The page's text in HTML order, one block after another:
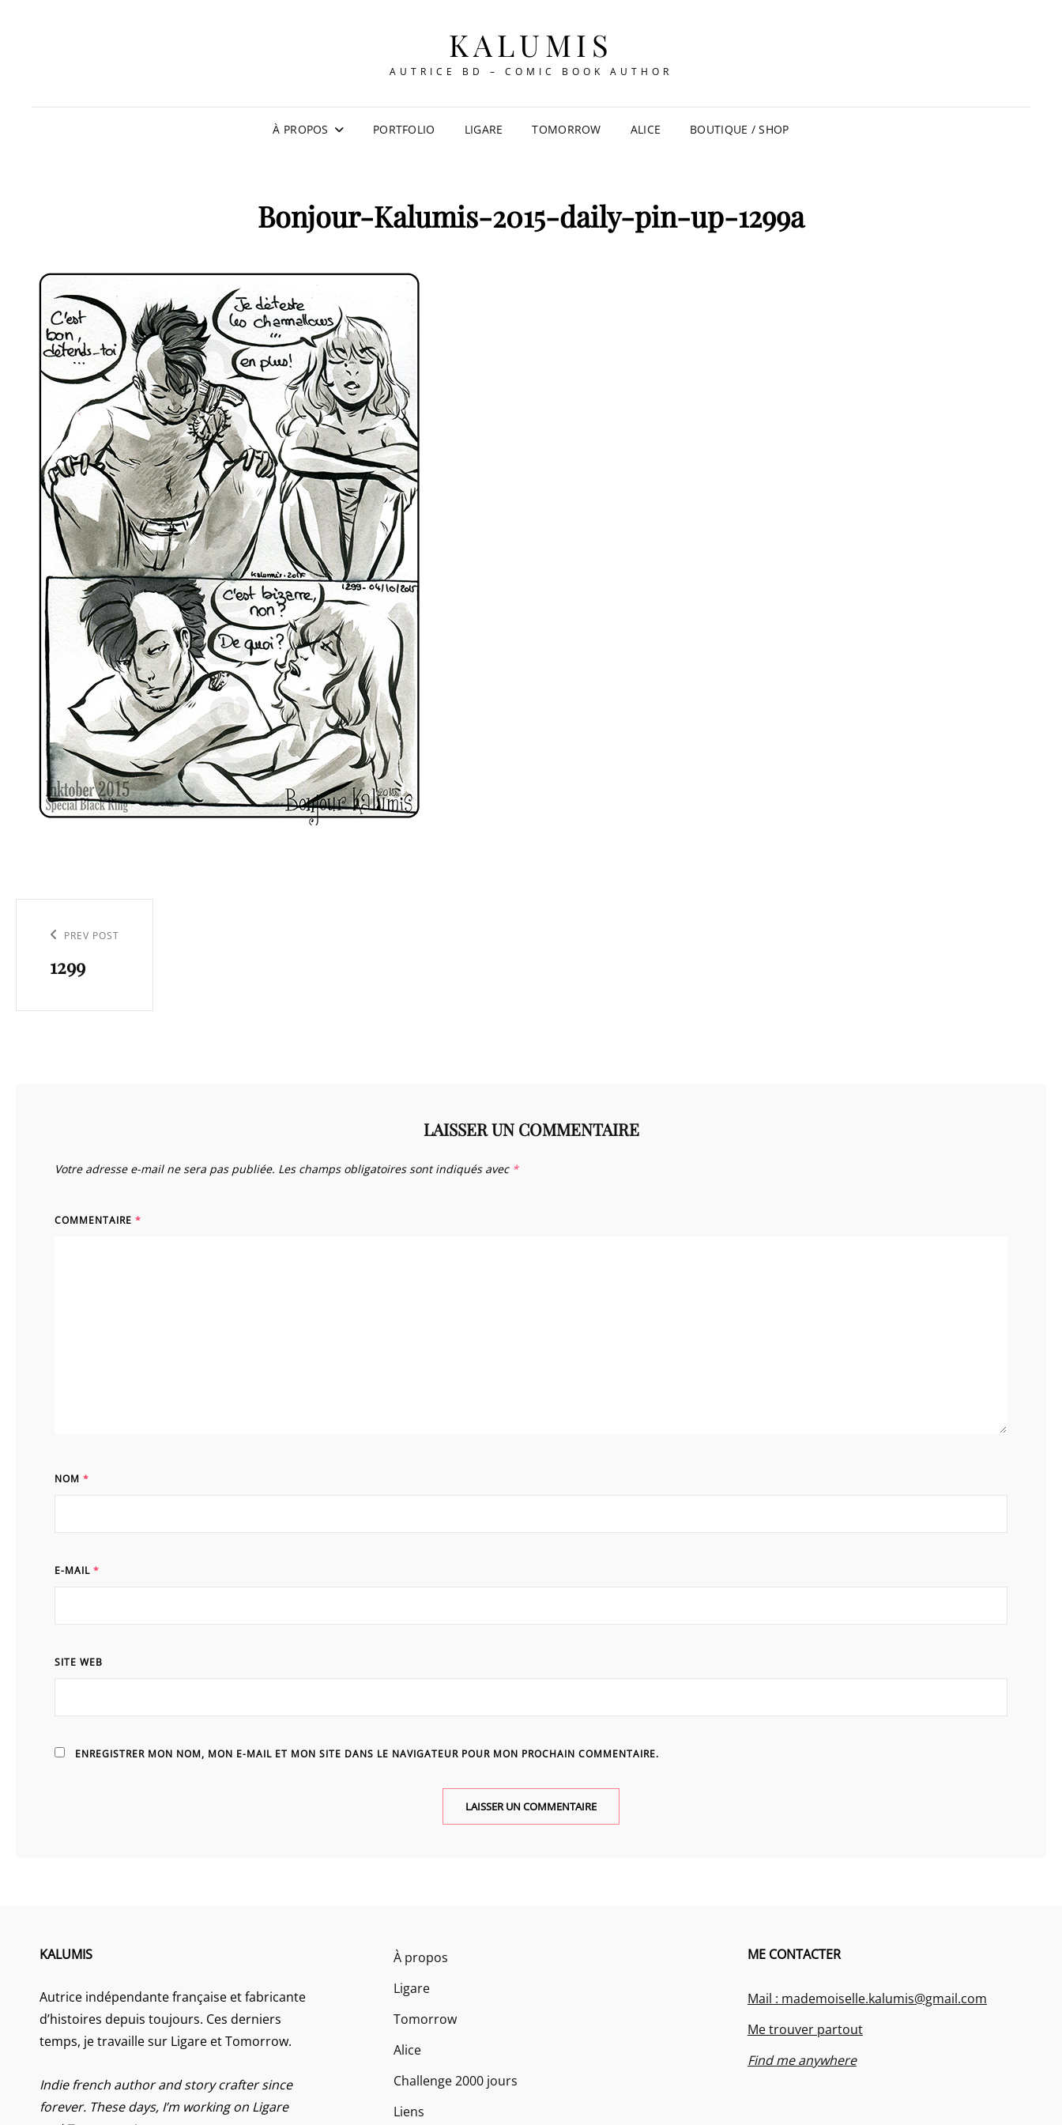
KALUMIS
AUTRICE BD – COMIC BOOK AUTHOR
À PROPOS PORTFOLIO LIGARE TOMORROW ALICE BOUTIQUE / SHOP
Bonjour-Kalumis-2015-daily-pin-up-1299a
l’article
Previous
Post
PREV POST
1299
LAISSER UN COMMENTAIRE
Votre adresse e-mail ne sera pas publiée. Les champs obligatoires sont indiqués avec *
COMMENTAIRE *
NOM *
E-MAIL *
SITE WEB
ENREGISTRER MON NOM, MON E-MAIL ET MON SITE DANS LE NAVIGATEUR POUR MON PROCHAIN COMMENTAIRE.
KALUMIS
Autrice indépendante française et fabricante
d’histoires depuis toujours. Ces derniers
temps, je travaille sur Ligare et Tomorrow.
Indie french author and story crafter since
forever. These days, I’m working on Ligare
À propos
Ligare
Tomorrow
Alice
Challenge 2000 jours
Liens
ME CONTACTER
Mail : mademoiselle.kalumis@gmail.com
Me trouver partout
Find me anywhere